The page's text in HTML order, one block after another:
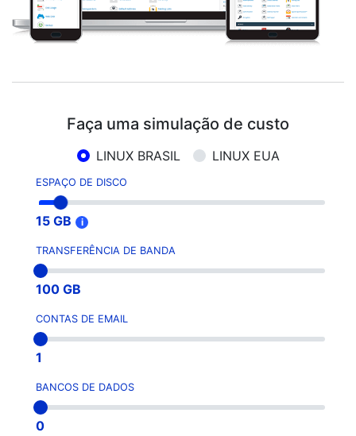
Web sites
E-Commerces
Aplicativos
Sistemas
Hospedagem
Domínios
Faça uma simulação de custo
LINUX BRASIL LINUX EUA
ESPAÇO DE DISCO
15 GB i
TRANSFERÊNCIA DE BANDA
100 GB
CONTAS DE EMAIL
1
BANCOS DE DADOS
0